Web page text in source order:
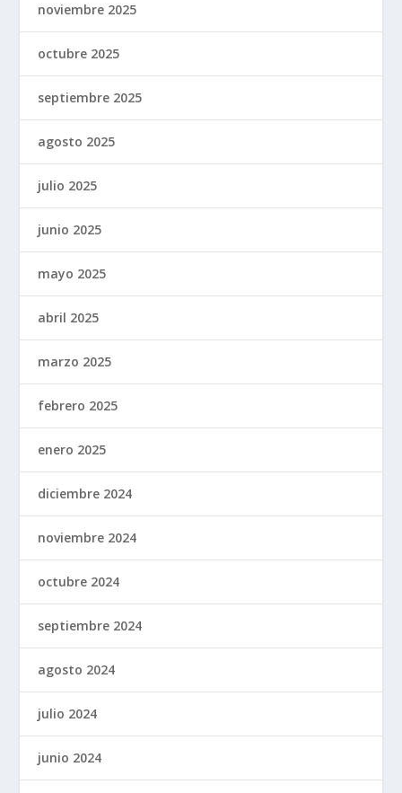
noviembre 2025
octubre 2025
septiembre 2025
agosto 2025
julio 2025
junio 2025
mayo 2025
abril 2025
marzo 2025
febrero 2025
enero 2025
diciembre 2024
noviembre 2024
octubre 2024
septiembre 2024
agosto 2024
julio 2024
junio 2024